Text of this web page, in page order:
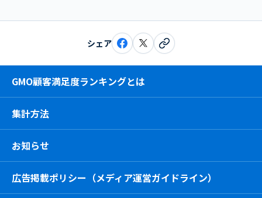
シェア
GMO顧客満足度ランキングとは
集計方法
お知らせ
広告掲載ポリシー（メディア運営ガイドライン）